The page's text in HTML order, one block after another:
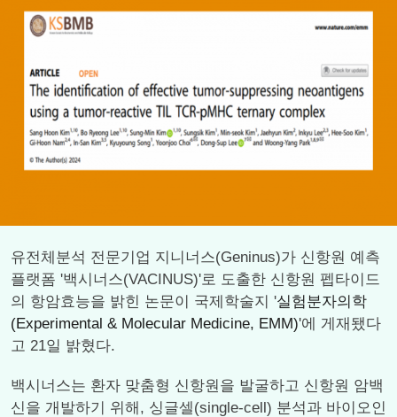
유전체분석 전문기업 지니너스(Geninus)가 신항원 예측
플랫폼 '백시너스(VACINUS)'로 도출한 신항원 펩타이드
의 항암효능을 밝힌 논문이 국제학술지 '실험분자의학
(Experimental & Molecular Medicine, EMM)'에 게재됐다
고 21일 밝혔다.
백시너스는 환자 맞춤형 신항원을 발굴하고 신항원 암백
신을 개발하기 위해, 싱글셀(single-cell) 분석과 바이오인